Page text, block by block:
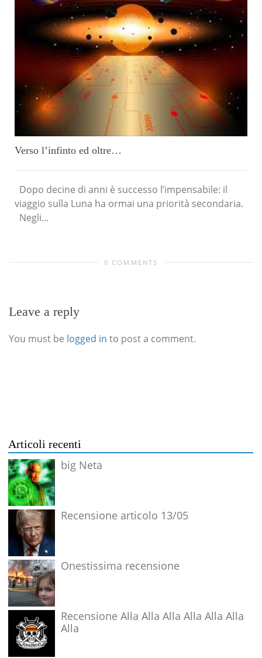
Verso l’infinto ed oltre…
Dopo decine di anni è successo l’impensabile: il
viaggio sulla Luna ha ormai una priorità secondaria.
Negli...
0 COMMENTS
Leave a reply
You must be logged in to post a comment.
Articoli recenti
big Neta
Recensione articolo 13/05
Onestissima recensione
Recensione Alla Alla Alla Alla Alla Alla
Alla